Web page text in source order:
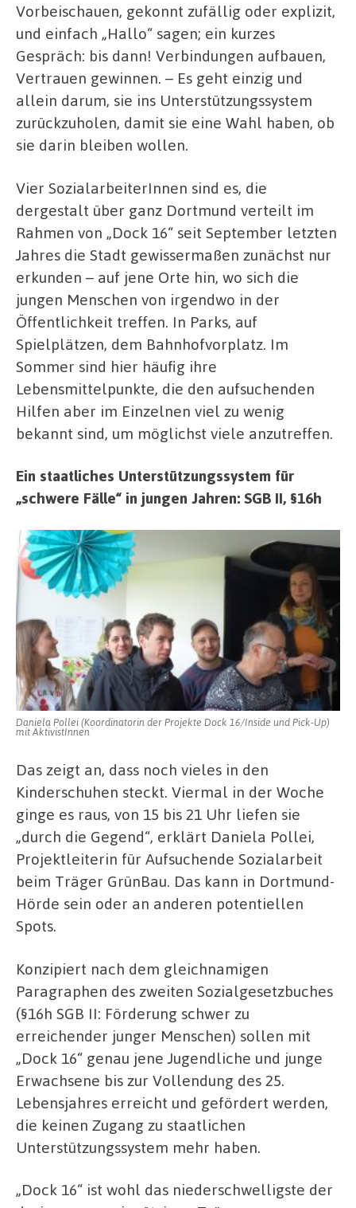
Vorbeischauen, gekonnt zufällig oder explizit,
und einfach „Hallo“ sagen; ein kurzes
Gespräch: bis dann! Verbindungen aufbauen,
Vertrauen gewinnen. – Es geht einzig und
allein darum, sie ins Unterstützungssystem
zurückzuholen, damit sie eine Wahl haben, ob
sie darin bleiben wollen.
Vier SozialarbeiterInnen sind es, die
dergestalt über ganz Dortmund verteilt im
Rahmen von „Dock 16“ seit September letzten
Jahres die Stadt gewissermaßen zunächst nur
erkunden – auf jene Orte hin, wo sich die
jungen Menschen von irgendwo in der
Öffentlichkeit treffen. In Parks, auf
Spielplätzen, dem Bahnhofvorplatz. Im
Sommer sind hier häufig ihre
Lebensmittelpunkte, die den aufsuchenden
Hilfen aber im Einzelnen viel zu wenig
bekannt sind, um möglichst viele anzutreffen.
Ein staatliches Unterstützungssystem für
„schwere Fälle“ in jungen Jahren: SGB II, §16h
Daniela Pollei (Koordinatorin der Projekte Dock 16/Inside und Pick-Up)
mit AktivistInnen
Das zeigt an, dass noch vieles in den
Kinderschuhen steckt. Viermal in der Woche
ginge es raus, von 15 bis 21 Uhr liefen sie
„durch die Gegend“, erklärt Daniela Pollei,
Projektleiterin für Aufsuchende Sozialarbeit
beim Träger GrünBau. Das kann in Dortmund-
Hörde sein oder an anderen potentiellen
Spots.
Konzipiert nach dem gleichnamigen
Paragraphen des zweiten Sozialgesetzbuches
(§16h SGB II: Förderung schwer zu
erreichender junger Menschen) sollen mit
„Dock 16“ genau jene Jugendliche und junge
Erwachsene bis zur Vollendung des 25.
Lebensjahres erreicht und gefördert werden,
die keinen Zugang zu staatlichen
Unterstützungssystem mehr haben.
„Dock 16“ ist wohl das niederschwelligste der